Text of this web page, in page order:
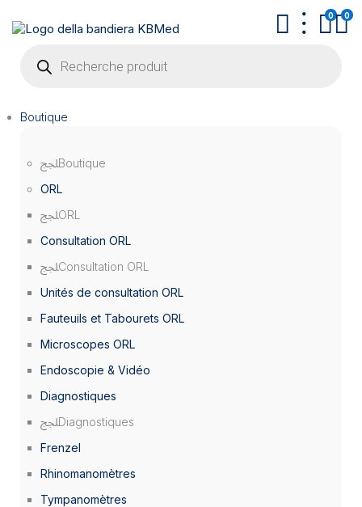
produits
0 0
Boutique
Boutique
ORL
ORL
Consultation ORL
Consultation ORL
Unités de consultation ORL
Fauteuils et Tabourets ORL
Microscopes ORL
Endoscopie & Vidéo
Diagnostiques
Diagnostiques
Frenzel
Rhinomanomètres
Tympanomètres